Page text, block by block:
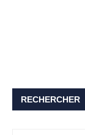
RECHERCHER